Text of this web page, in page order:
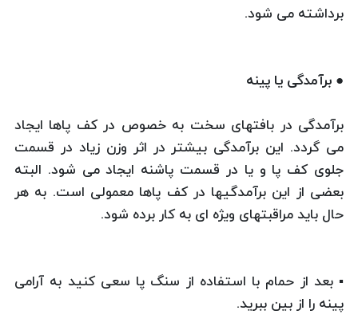
برداشته می شود.
● برآمدگی یا پینه
برآمدگی در بافتهای سخت به خصوص در کف پاها ایجاد
می گردد. این برآمدگی بیشتر در اثر وزن زیاد در قسمت
جلوی کف پا و یا در قسمت پاشنه ایجاد می شود. البته
بعضی از این برآمدگیها در کف پاها معمولی است. به هر
حال باید مراقبتهای ویژه ای به کار برده شود.
▪ بعد از حمام با استفاده از سنگ پا سعی کنید به آرامی
پینه را از بین ببرید.